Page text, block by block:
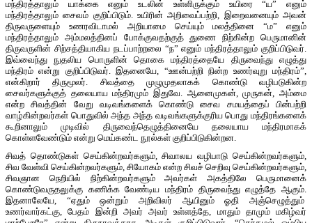
மந்திரத்தாலும் யாக்கை எனும் உடலின் உள்ளிருக்கும் உயிரை “ய” எனும்
மந்திரத்தாலும் சைவம் குறிப்பிடும். உயிரின் அறிவைப்பற்றி, இறைவனையும் அவன்
திருவருளையும் உணரவிடாமல் அறியாமை செய்யும் மலத்தினை “ம” எனும்
மந்திரத்தாலும் அம்மலத்தினப் போக்குவதற்குத் துணை நிற்கின்ற பெருமானின்
திருவருளின் சிற்சத்தியாகிய நடப்பாற்றலை “ந” எனும் மந்திரத்தாலும் குறிப்பிடுவர்.
இவ்வைந்து நுதலிய பொருளின் தொகை மந்திரத்தையே திருவைந்து எழுத்து
மந்திரம் என்று குறிப்பிடுவர். இதனையே, “ஊன்பற்றி நின்ற உணர்வுறு மந்திரம்”,
என்கிறார் திருமூலர். சிவத்தை முழுமுதலாகக் கொண்டு வழிபடுகின்ற
சைவர்களுக்குத் தலையாய மந்திரமும் இதுவே. ஆனைமுகன், முருகன், அம்மை
என்ற சிவத்தின் வேறு வடிவங்களைக் கொண்டு சைவ சமயத்தைப் பின்பற்றி
வாழ்கின்றவர்கள் பொதுவில் அந்த அந்த வடிவங்களுக்குரிய பொது மந்திரங்களைக்
கூறினாலும் முடிவில் திருவைந்தெழுத்தினையே தலையாய மந்திரமாகக்
கொள்ளவேண்டும் என்று மெய்கண்ட நூல்கள் குறிப்பிடுகின்றன.
சிவத் தொண்டுகள் செய்கின்றவர்களும், சிவாலய வழிபாடு செய்கின்றவர்களும்,
சிவ வேள்வி செய்கின்றவர்களும், சியோகம் என்ற சிவச் செறிவு செய்கின்றவர்களும்,
சிவஞான நெறியில் நிற்கின்றவர்களும் அவர்கள் அகத்திலே பெருமானைக்
கொண்டுவருதலுக்கு கணிக்க வேண்டிய மந்திரம் திருவைந்து எழுத்தே ஆகும்.
இதனாலேயே, “ஏதும் ஒன்றும் அறிவிலர் ஆயினும் ஓதி அஞ்செழுத்தும்
உணர்வார்கட்கு, பேதம் இன்றி அவர் அவர் உள்ளத்தே, மாதும் தாமும் மகிழ்வர்